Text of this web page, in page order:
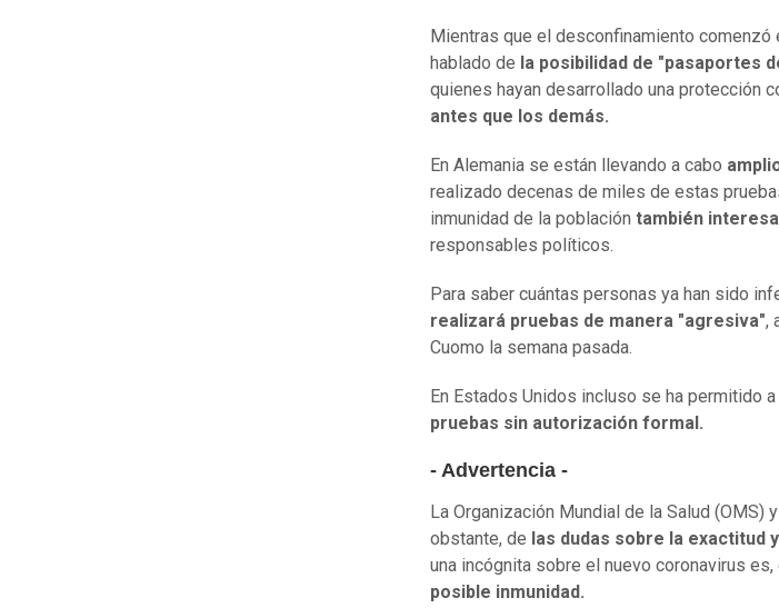
Mientras que el desconfinamiento
hablado de la posibilidad de "pasaportes
quienes hayan desarrollado una protección
antes que los demás.
En Alemania se están llevando a cabo
realizado decenas de miles de estas
inmunidad de la población también
responsables políticos.
Para saber cuántas personas ya han sido
realizará pruebas de manera "agresiva",
Cuomo la semana pasada.
En Estados Unidos incluso se ha permitido
pruebas sin autorización formal.
- Advertencia -
La Organización Mundial de la Salud (OMS)
obstante, de las dudas sobre la exactitud
una incógnita sobre el nuevo coronavirus es,
posible inmunidad.